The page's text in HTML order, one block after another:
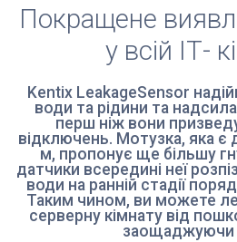
Покращене
у всій ІТ-
Kentix LeakageSensor
води та рідини та
перш ніж вони
відключень. Мотузка, яка
м, пропонує ще більшу
датчики всередині неї
води на ранній стадії
Таким чином, ви можете
серверну кімнату від
заощаджуючи